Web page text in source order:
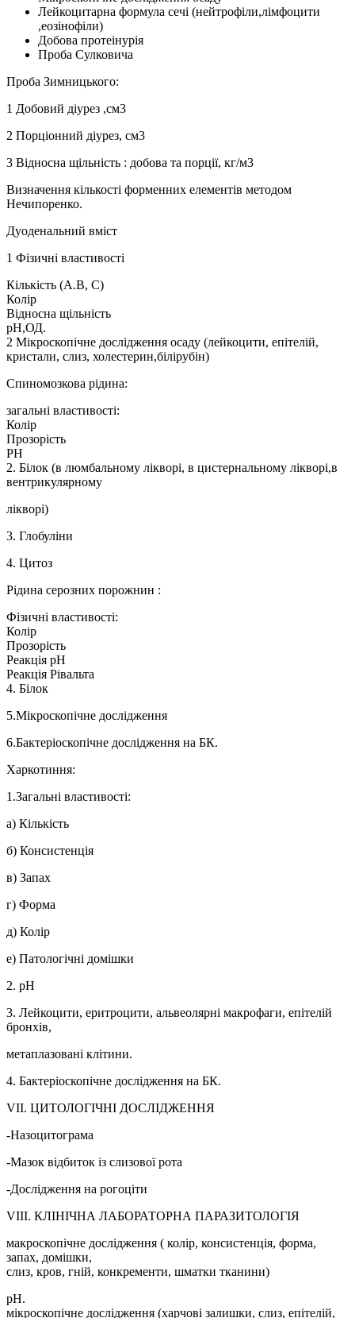
Лейкоцитарна формула сечі (нейтрофіли,лімфоцити
,еозінофіли)
Добова протеінурія
Проба Сулковича
Проба Зимницького:
1 Добовий діурез ,см3
2 Порціонний діурез, см3
3 Відносна щільність : добова та порції, кг/м3
Визначення кількості форменних елементів методом
Нечипоренко.
Дуоденальний вміст
1 Фізичні властивості
Кількість (А.В, С)
Колір
Відносна щільність
рН,ОД.
2 Мікроскопічне дослідження осаду (лейкоцити, епітелій,
кристали, слиз, холестерин,білірубін)
Спиномозкова рідина:
загальні властивості:
Колір
Прозорість
РН
2. Білок (в люмбальному лікворі, в цистернальному лікворі,в
вентрикулярному
лікворі)
3. Глобуліни
4. Цитоз
Рідина серозних порожнин :
Фізичні властивості:
Колір
Прозорість
Реакція рН
Реакція Рівальта
4. Білок
5.Мікроскопічне дослідження
6.Бактеріоскопічне дослідження на БК.
Харкотиння:
1.Загальні властивості:
а) Кількість
б) Консистенція
в) Запах
г) Форма
д) Колір
е) Патологічні домішки
2. рН
3. Лейкоцити, еритроцити, альвеолярні макрофаги, епітелій
бронхів,
метаплазовані клітини.
4. Бактеріоскопічне дослідження на БК.
VII. ЦИТОЛОГІЧНІ ДОСЛІДЖЕННЯ
-Назоцитограма
-Мазок відбиток із слизової рота
-Дослідження на рогоціти
VIII. КЛІНІЧНА ЛАБОРАТОРНА ПАРАЗИТОЛОГІЯ
макроскопічне дослідження ( колір, консистенція, форма,
запах, домішки,
слиз, кров, гній, конкременти, шматки тканини)
рН.
мікроскопічне дослідження (харчові залишки, слиз, епітелій,